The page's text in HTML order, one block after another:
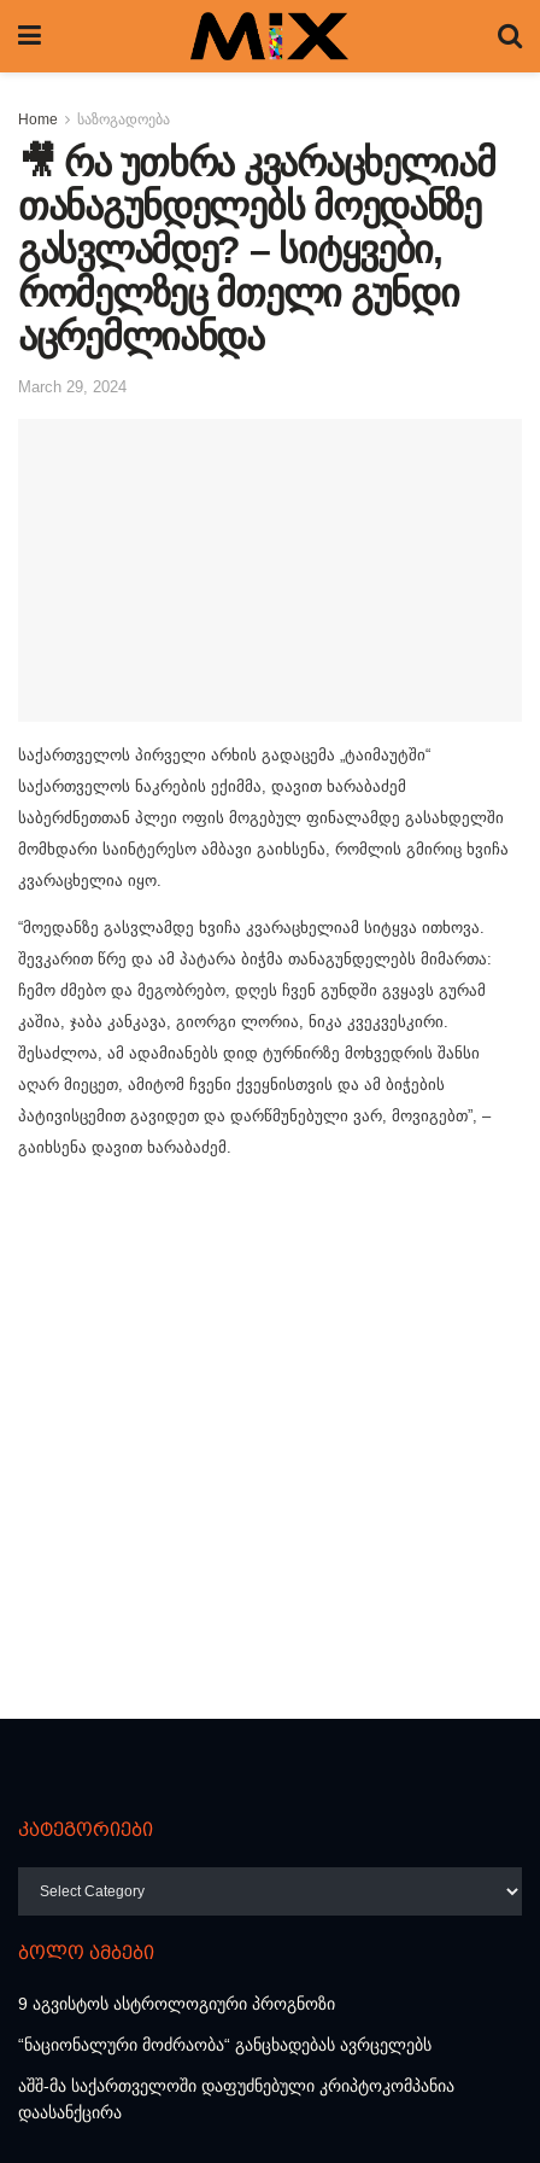
Home საზოგადოება
🎥 რა უთხრა კვარაცხელიამ
თანაგუნდელებს მოედანზე
გასვლამდე? – სიტყვები,
რომელზეც მთელი გუნდი
აცრემლიანდა
March 29, 2024
საქართველოს პირველი არხის გადაცემა „ტაიმაუტში“
საქართველოს ნაკრების ექიმმა, დავით ხარაბაძემ
საბერძნეთთან პლეი ოფის მოგებულ ფინალამდე გასახდელში
მომხდარი საინტერესო ამბავი გაიხსენა, რომლის გმირიც ხვიჩა
კვარაცხელია იყო.
“მოედანზე გასვლამდე ხვიჩა კვარაცხელიამ სიტყვა ითხოვა.
შევკარით წრე და ამ პატარა ბიჭმა თანაგუნდელებს მიმართა:
ჩემო ძმებო და მეგობრებო, დღეს ჩვენ გუნდში გვყავს გურამ
კაშია, ჯაბა კანკავა, გიორგი ლორია, ნიკა კვეკვესკირი.
შესაძლოა, ამ ადამიანებს დიდ ტურნირზე მოხვედრის შანსი
აღარ მიეცეთ, ამიტომ ჩვენი ქვეყნისთვის და ამ ბიჭების
პატივისცემით გავიდეთ და დარწმუნებული ვარ, მოვიგებთ”, –
გაიხსენა დავით ხარაბაძემ.
კატეგორიები
ბოლო ამბები
9 აგვისტოს ასტროლოგიური პროგნოზი
“ნაციონალური მოძრაობა“ განცხადებას ავრცელებს
აშშ-მა საქართველოში დაფუძნებული კრიპტოკომპანია
დაასანქცირა